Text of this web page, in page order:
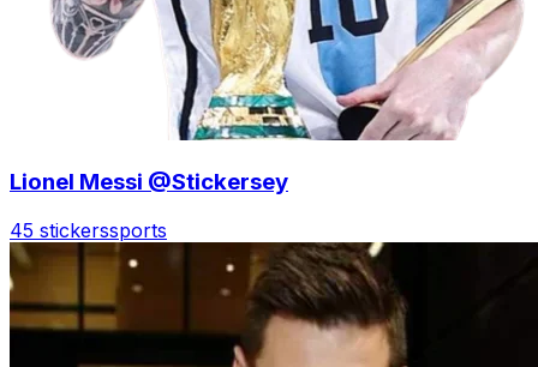
Lionel Messi @Stickersey
45 stickerssports